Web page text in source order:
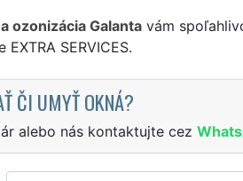
ozonizácia Galantavám
SERVICES.
ČI UMYŤ OKNÁ?
alebo nás kontaktujte cez